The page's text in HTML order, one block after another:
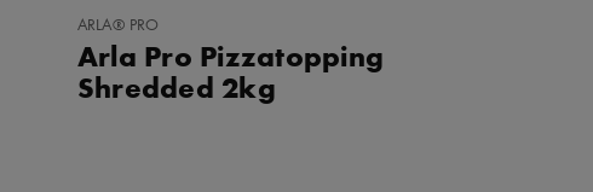
LEGG
I
FAVORITTER
ARLA® PRO
Arla Pro Pizzatopping
Shredded 2kg